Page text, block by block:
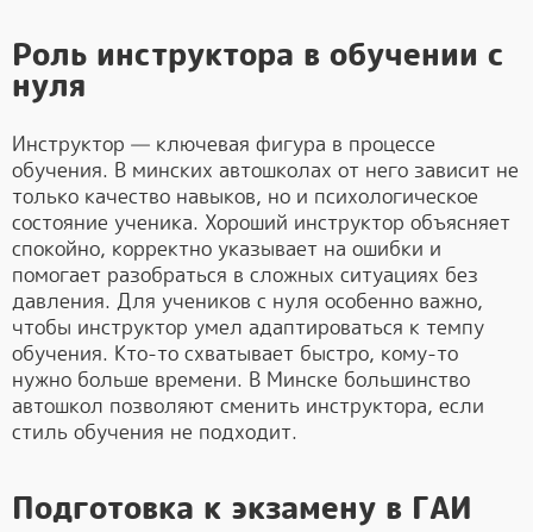
Роль инструктора в обучении с
нуля
Инструктор — ключевая фигура в процессе
обучения. В минских автошколах от него зависит не
только качество навыков, но и психологическое
состояние ученика. Хороший инструктор объясняет
спокойно, корректно указывает на ошибки и
помогает разобраться в сложных ситуациях без
давления. Для учеников с нуля особенно важно,
чтобы инструктор умел адаптироваться к темпу
обучения. Кто-то схватывает быстро, кому-то
нужно больше времени. В Минске большинство
автошкол позволяют сменить инструктора, если
стиль обучения не подходит.
Подготовка к экзамену в ГАИ